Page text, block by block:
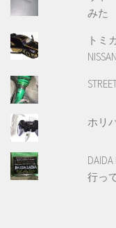
みた
トミ
ホリ
行っ